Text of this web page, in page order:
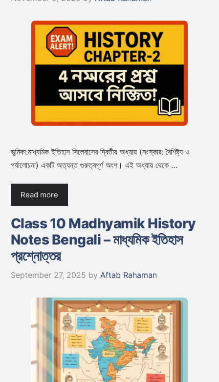
ভূমিকা:মাধ্যমিক ইতিহাস সিলেবাসের দ্বিতীয় অধ্যায় (সংস্কার: বৈশিষ্ট্য ও
পর্যালোচনা) একটি অত্যন্ত গুরুত্বপূর্ণ অংশ। এই অধ্যায় থেকে …
Read more
Class 10 Madhyamik History
Notes Bengali – মাধ্যমিক ইতিহাস
প্রশ্নোত্তর
September 27, 2025 by Aftab Rahaman